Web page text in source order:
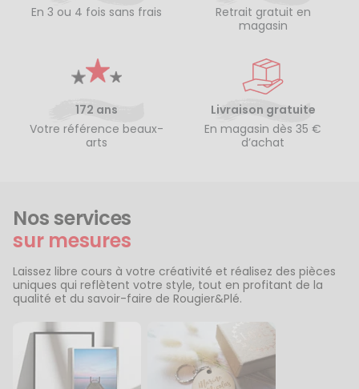
En 3 ou 4 fois sans frais
Retrait gratuit en
magasin
172 ans
Votre référence beaux-
arts
Livraison gratuite
En magasin dès 35 €
d’achat
Nos services
sur mesures
Laissez libre cours à votre créativité et réalisez des pièces
uniques qui reflètent votre style, tout en profitant de la
qualité et du savoir-faire de Rougier&Plé.